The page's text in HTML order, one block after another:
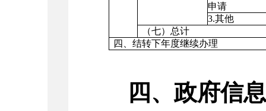
申请
3.其他
（七）总计
四、结转下年度继续办理
四、政府信